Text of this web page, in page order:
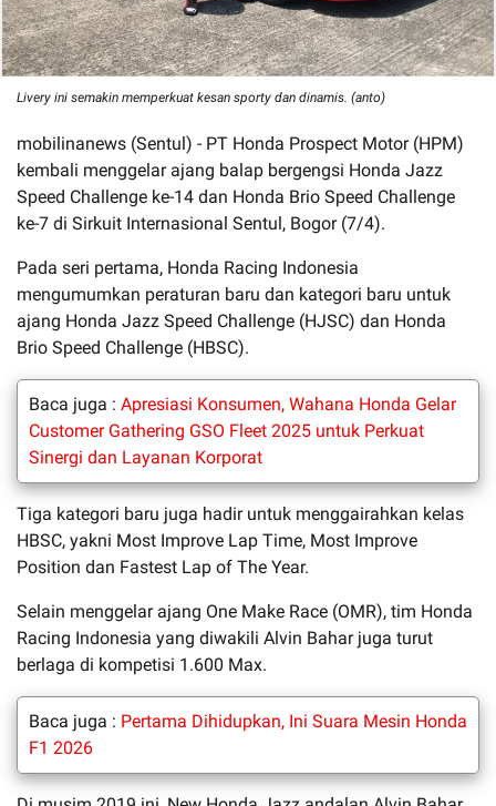
Livery ini semakin memperkuat kesan sporty dan dinamis. (anto)
mobilinanews (Sentul) - PT Honda Prospect Motor (HPM)
kembali menggelar ajang balap bergengsi Honda Jazz
Speed Challenge ke-14 dan Honda Brio Speed Challenge
ke-7 di Sirkuit Internasional Sentul, Bogor (7/4).
Pada seri pertama, Honda Racing Indonesia
mengumumkan peraturan baru dan kategori baru untuk
ajang Honda Jazz Speed Challenge (HJSC) dan Honda
Brio Speed Challenge (HBSC).
Baca juga : Apresiasi Konsumen, Wahana Honda Gelar
Customer Gathering GSO Fleet 2025 untuk Perkuat
Sinergi dan Layanan Korporat
Tiga kategori baru juga hadir untuk menggairahkan kelas
HBSC, yakni Most Improve Lap Time, Most Improve
Position dan Fastest Lap of The Year.
Selain menggelar ajang One Make Race (OMR), tim Honda
Racing Indonesia yang diwakili Alvin Bahar juga turut
berlaga di kompetisi 1.600 Max.
Baca juga : Pertama Dihidupkan, Ini Suara Mesin Honda
F1 2026